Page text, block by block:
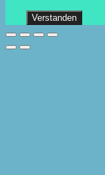
Verstanden